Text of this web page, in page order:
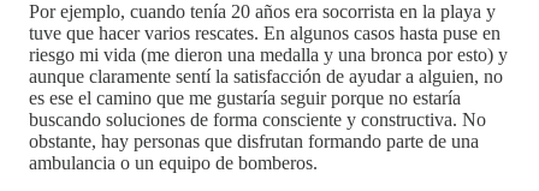
Por ejemplo, cuando tenía 20 años era socorrista en la playa y
tuve que hacer varios rescates. En algunos casos hasta puse en
riesgo mi vida (me dieron una medalla y una bronca por esto) y
aunque claramente sentí la satisfacción de ayudar a alguien, no
es ese el camino que me gustaría seguir porque no estaría
buscando soluciones de forma consciente y constructiva. No
obstante, hay personas que disfrutan formando parte de una
ambulancia o un equipo de bomberos.